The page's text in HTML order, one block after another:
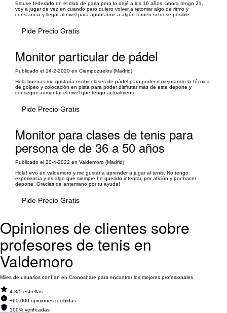
Estuve federado en el club de parla pero lo dejé a los 16 años, ahora tengo 21,
voy a jugar de vez en cuando pero quiero volver a retomar algo de ritmo y
constancia y llegar al nivel para apuntarme a algún torneo si fuese posible.
Pide Precio Gratis
Monitor particular de pádel
Publicado el 14-2-2020 en Ciempozuelos (Madrid)
Hola buenas me gustaría recibir clases de pádel para poder ir mejorando la técnica
de golpeo y colocación en pista para poder disfrutar más de este deporte y
conseguir aumentar el nivel que tengo actualmente
Pide Precio Gratis
Monitor para clases de tenis para
persona de de 36 a 50 años
Publicado el 20-4-2022 en Valdemoro (Madrid)
Hola! vivo en valdemoro y me gustaría aprender a jugar al tenis. No tengo
experiencia y es algo que siempre he querido intentar, por afición y por hacer
deporte. Gracias de antemano por tu ayuda!
Pide Precio Gratis
Opiniones de clientes sobre
profesores de tenis en
Valdemoro
Miles de usuarios confían en Cronoshare para encontrar los mejores profesionales
4.8/5 estrellas
+60.000 opiniones recibidas
100% verificadas